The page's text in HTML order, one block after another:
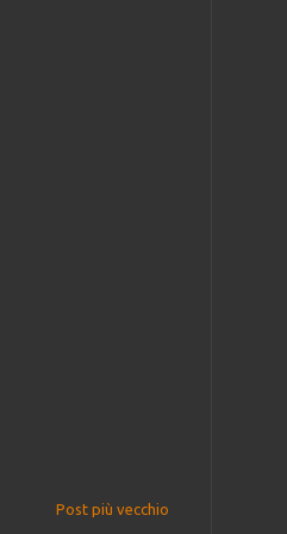
Post più vecchio